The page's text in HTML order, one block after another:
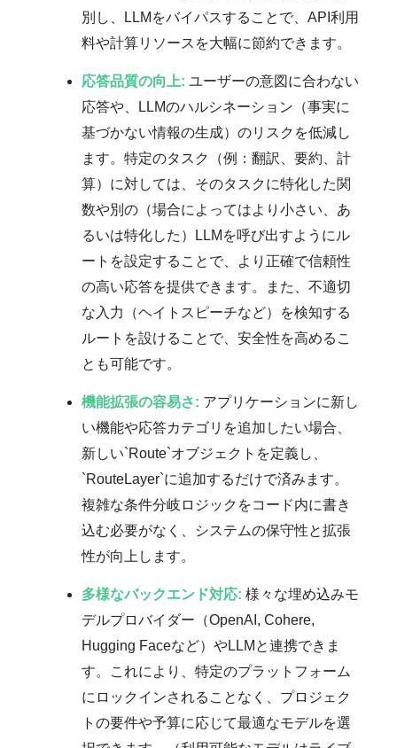
別し、LLMをバイパスすることで、API利用
料や計算リソースを大幅に節約できます。
応答品質の向上: ユーザーの意図に合わない
応答や、LLMのハルシネーション（事実に
基づかない情報の生成）のリスクを低減し
ます。特定のタスク（例：翻訳、要約、計
算）に対しては、そのタスクに特化した関
数や別の（場合によってはより小さい、あ
るいは特化した）LLMを呼び出すようにル
ートを設定することで、より正確で信頼性
の高い応答を提供できます。また、不適切
な入力（ヘイトスピーチなど）を検知する
ルートを設けることで、安全性を高めるこ
とも可能です。
機能拡張の容易さ: アプリケーションに新し
い機能や応答カテゴリを追加したい場合、
新しい`Route`オブジェクトを定義し、
`RouteLayer`に追加するだけで済みます。
複雑な条件分岐ロジックをコード内に書き
込む必要がなく、システムの保守性と拡張
性が向上します。
多様なバックエンド対応: 様々な埋め込みモ
デルプロバイダー（OpenAI, Cohere,
Hugging Faceなど）やLLMと連携できま
す。これにより、特定のプラットフォーム
にロックインされることなく、プロジェク
トの要件や予算に応じて最適なモデルを選